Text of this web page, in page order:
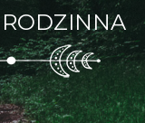
RODZINNA